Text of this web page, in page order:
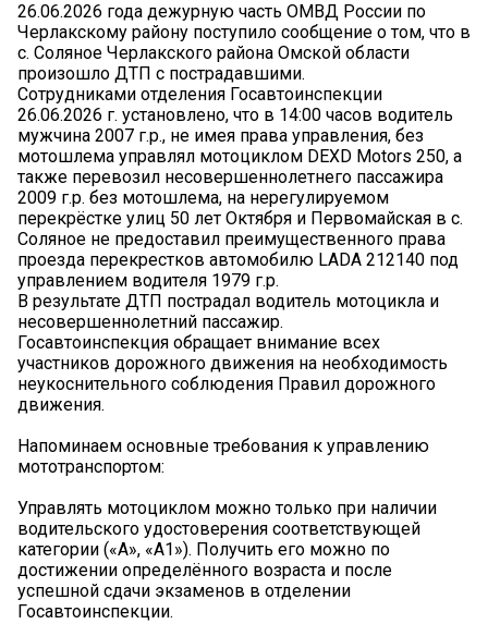
26.06.2026 года дежурную часть ОМВД России по
Черлакскому району поступило сообщение о том, что в
с. Соляное Черлакского района Омской области
произошло ДТП с пострадавшими.
Сотрудниками отделения Госавтоинспекции
26.06.2026 г. установлено, что в 14:00 часов водитель
мужчина 2007 г.р., не имея права управления, без
мотошлема управлял мотоциклом DEXD Motors 250, а
также перевозил несовершеннолетнего пассажира
2009 г.р. без мотошлема, на нерегулируемом
перекрёстке улиц 50 лет Октября и Первомайская в с.
Соляное не предоставил преимущественного права
проезда перекрестков автомобилю LADA 212140 под
управлением водителя 1979 г.р.
В результате ДТП пострадал водитель мотоцикла и
несовершеннолетний пассажир.
Госавтоинспекция обращает внимание всех
участников дорожного движения на необходимость
неукоснительного соблюдения Правил дорожного
движения.
Напоминаем основные требования к управлению
мототранспортом:
Управлять мотоциклом можно только при наличии
водительского удостоверения соответствующей
категории («А», «А1»). Получить его можно по
достижении определённого возраста и после
успешной сдачи экзаменов в отделении
Госавтоинспекции.